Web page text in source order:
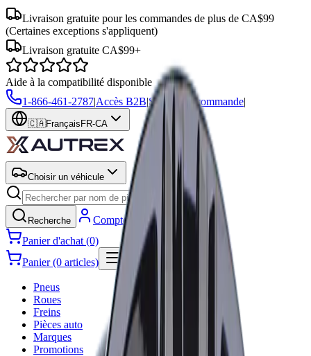
Livraison gratuite pour les commandes de plus de CA$99
(Certaines exceptions s'appliquent)
Livraison gratuite CA$99+
Aide à la compatibilité disponible
1-866-461-2787|Accès B2B|Suivre ma commande|
🇨🇦Français FR-CA
Choisir un véhicule
Rechercher
Recherche Compte
Favoris
Panier d'achat (0)
Panier (0 articles)
Menu
Pneus
Roues
Freins
Pièces auto
Marques
Promotions